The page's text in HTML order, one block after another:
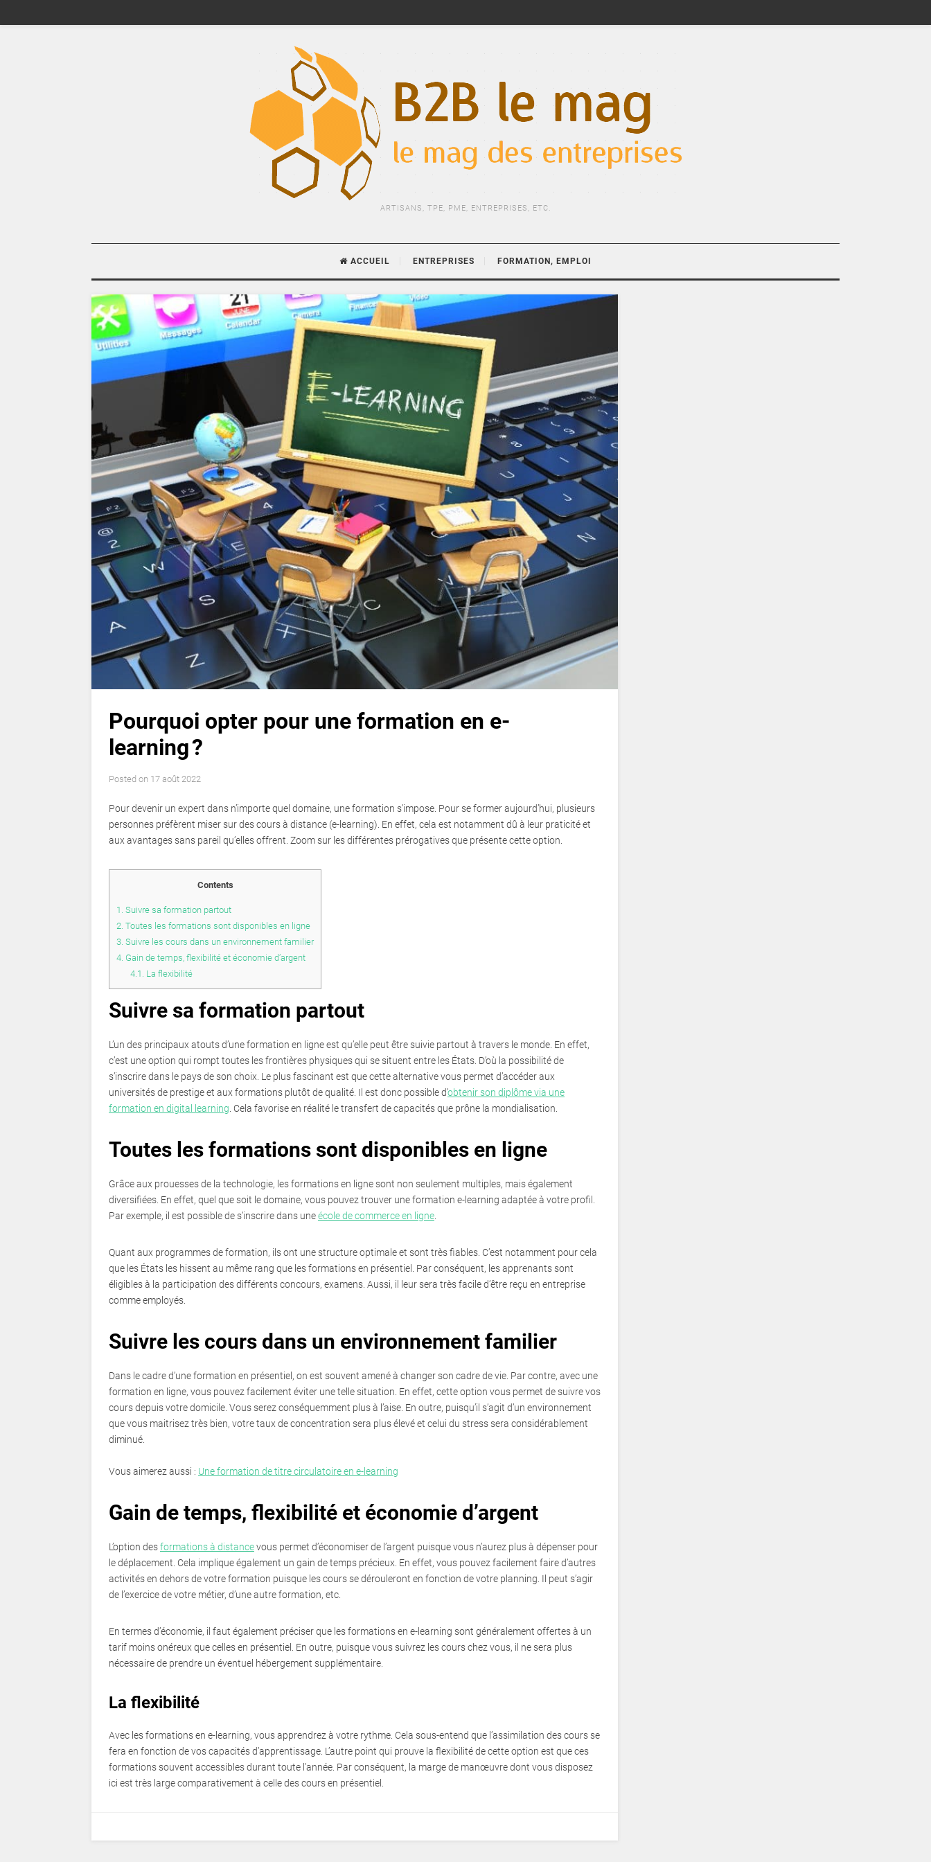
ARTISANS, TPE, PME, ENTREPRISES, ETC.
ACCUEIL ENTREPRISES FORMATION, EMPLOI
Pourquoi opter pour une formation en e-
learning ?
Posted on 17 août 2022
Pour devenir un expert dans n’importe quel domaine, une formation s’impose. Pour se former aujourd’hui, plusieurs
personnes préfèrent miser sur des cours à distance (e-learning). En effet, cela est notamment dû à leur praticité et
aux avantages sans pareil qu’elles offrent. Zoom sur les différentes prérogatives que présente cette option.
Contents
1. Suivre sa formation partout
2. Toutes les formations sont disponibles en ligne
3. Suivre les cours dans un environnement familier
4. Gain de temps, flexibilité et économie d’argent
4.1. La flexibilité
Suivre sa formation partout
L’un des principaux atouts d’une formation en ligne est qu’elle peut être suivie partout à travers le monde. En effet,
c’est une option qui rompt toutes les frontières physiques qui se situent entre les États. D’où la possibilité de
s’inscrire dans le pays de son choix. Le plus fascinant est que cette alternative vous permet d’accéder aux
universités de prestige et aux formations plutôt de qualité. Il est donc possible d’obtenir son diplôme via une
formation en digital learning . Cela favorise en réalité le transfert de capacités que prône la mondialisation.
Toutes les formations sont disponibles en ligne
Grâce aux prouesses de la technologie, les formations en ligne sont non seulement multiples, mais également
diversifiées. En effet, quel que soit le domaine, vous pouvez trouver une formation e-learning adaptée à votre profil.
Par exemple, il est possible de s’inscrire dans uneécole de commerce en ligne
Quant aux programmes de formation, ils ont une structure optimale et sont très fiables. C’est notamment pour cela
que les États les hissent au même rang que les formations en présentiel. Par conséquent, les apprenants sont
éligibles à la participation des différents concours, examens. Aussi, il leur sera très facile d’être reçu en entreprise
comme employés.
Suivre les cours dans un environnement familier
Dans le cadre d’une formation en présentiel, on est souvent amené à changer son cadre de vie. Par contre, avec une
formation en ligne, vous pouvez facilement éviter une telle situation. En effet, cette option vous permet de suivre vos
cours depuis votre domicile. Vous serez conséquemment plus à l’aise. En outre, puisqu’il s’agit d’un environnement
que vous maitrisez très bien, votre taux de concentration sera plus élevé et celui du stress sera considérablement
diminué.
Vous aimerez aussi : Une formation de titre circulatoire en e-learning
Gain de temps, flexibilité et économie d’argent
L’option desformations à distancevous permet d’économiser de l’argent puisque vous n’aurez plus à dépenser pour
le déplacement. Cela implique également un gain de temps précieux. En effet, vous pouvez facilement faire d’autres
activités en dehors de votre formation puisque les cours se dérouleront en fonction de votre planning. Il peut s’agir
de l’exercice de votre métier, d’une autre formation, etc.
En termes d’économie, il faut également préciser que les formations en e-learning sont généralement offertes à un
tarif moins onéreux que celles en présentiel. En outre, puisque vous suivrez les cours chez vous, il ne sera plus
nécessaire de prendre un éventuel hébergement supplémentaire.
La flexibilité
Avec les formations en e-learning, vous apprendrez à votre rythme. Cela sous-entend que l’assimilation des cours se
fera en fonction de vos capacités d’apprentissage. L’autre point qui prouve la flexibilité de cette option est que ces
formations souvent accessibles durant toute l’année. Par conséquent, la marge de manœuvre dont vous disposez
ici est très large comparativement à celle des cours en présentiel.